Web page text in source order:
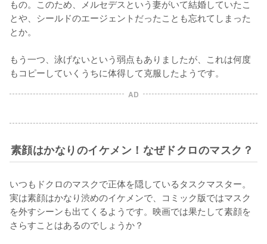
もの。このため、メルセデスという妻がいて結婚していたこ
とや、シールドのエージェントだったことも忘れてしまった
とか。
もう一つ、泳げないという弱点もありましたが、これは何度
もコピーしていくうちに体得して克服したようです。
AD
素顔はかなりのイケメン！なぜドクロのマスク？
いつもドクロのマスクで正体を隠しているタスクマスター。
実は素顔はかなり渋めのイケメンで、コミック版ではマスク
を外すシーンも出てくるようです。映画では果たして素顔を
さらすことはあるのでしょうか？